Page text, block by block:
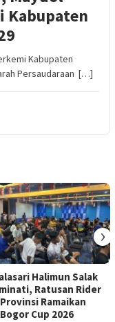
Kabupaten
Kabupaten
Persaudaraan […]
Halimun Salak
Ratusan Rider
Ramaikan
Cup 2026
›